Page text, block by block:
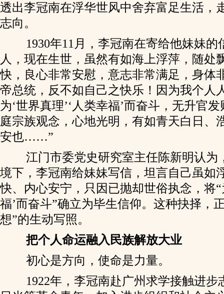
透出李冠南在浮华世风中舍弃富足生活，
志向。
1930年11月，李冠南在寄给他妹妹的
人，现在生世，虽然有如海上浮萍，随处
快，良心非常安慰，意志非常满足，身体
帝总统，反不如自己之快乐！因为我个人
为‘世界真理’‘人类幸福’而奋斗，无升官
庭宗族观念，心地光明，有如青天白日、
安也……”
江门市委党史研究室主任陈新明认为
境下，李冠南给妹妹写信，坦言自己虽如
快、内心安宁，只因已抛却世俗执念，将“
福’而奋斗”确立为毕生信仰。这种抉择，
想”的生动写照。
把个人命运融入民族解放大业
初心是方向，使命是力量。
1922年，李冠南赴广州求学接触进步